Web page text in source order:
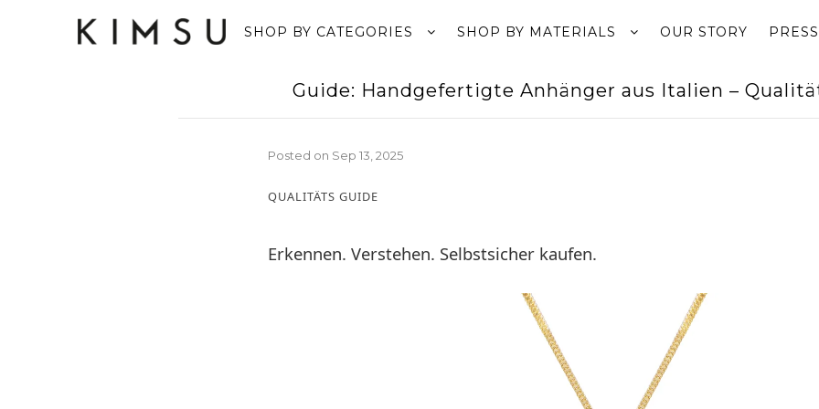
SHOP BY CATEGORIES SHOP BY MATERIALS OUR STORY PRESS
Guide: Handgefertigte Anhänger aus Italien –
Posted on Sep 13, 2025
QUALITÄTS GUIDE
Erkennen. Verstehen. Selbstsicher kaufen.